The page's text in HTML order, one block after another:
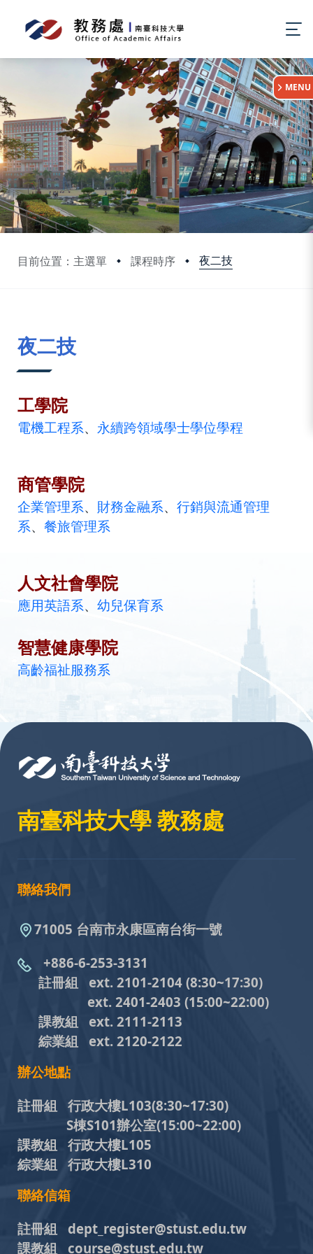
目前位置：主選單 課程時序 夜二技
:::
MENU
夜二技
工學院
電機工程系、 永續跨領域學士學位學程
商管學院
企業管理系、 財務金融系、 行銷與流通管理
系、 餐旅管理系
人文社會學院
應用英語系、 幼兒保育系
智慧健康學院
高齡福祉服務系
南臺科技大學 教務處
聯絡我們
71005 台南市永康區南台街一號
+886-6-253-3131
註冊組 ext. 2101-2104 (8:30~17:30)
ext. 2401-2403 (15:00~22:00)
課教組 ext. 2111-2113
綜業組
ext. 2120-2122
辦公地點
註冊組 行政大樓L103(8:30~17:30)
S棟S101辦公室(15:00~22:00)
課教組 行政大樓L105
綜業組 行政大樓L310
聯絡信箱
註冊組 dept_register@stust.edu.tw
課教組 course@stust.edu.tw